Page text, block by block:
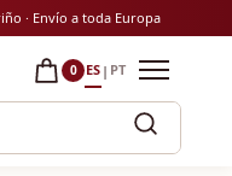
· Envío a toda Europa
0 ES | PT
Abrir